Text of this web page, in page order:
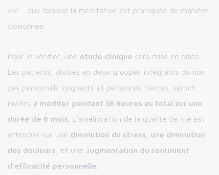
vie – que lorsque la méditation est pratiquée de manière
cloisonnée.
Pour le vérifier, une étude clinique sera mise en place.
Les patients, divisés en deux groupes intégrants ou non
des personnels soignants et personnes tierces, seront
invités à méditer pendant 36 heures au total sur une
durée de 6 mois . L’amélioration de la qualité de vie est
attendue sur une diminution du stress, une diminution
des douleurs , et une augmentation du sentiment
d’efficacité personnelle